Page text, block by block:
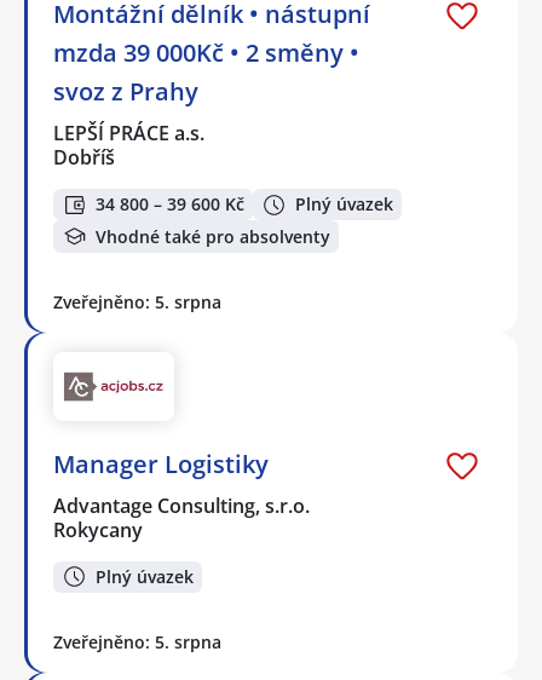
Montážní dělník • nástupní
mzda 39 000Kč • 2 směny •
svoz z Prahy
LEPŠÍ PRÁCE a.s.
Dobříš
34 800 – 39 600 Kč
Plný úvazek
Vhodné také pro absolventy
Zveřejněno: 5. srpna
Manager Logistiky
Advantage Consulting, s.r.o.
Rokycany
Plný úvazek
Zveřejněno: 5. srpna